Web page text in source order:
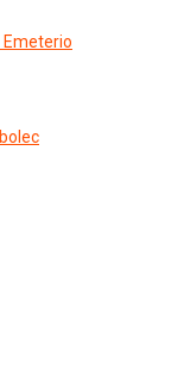
Emeterio